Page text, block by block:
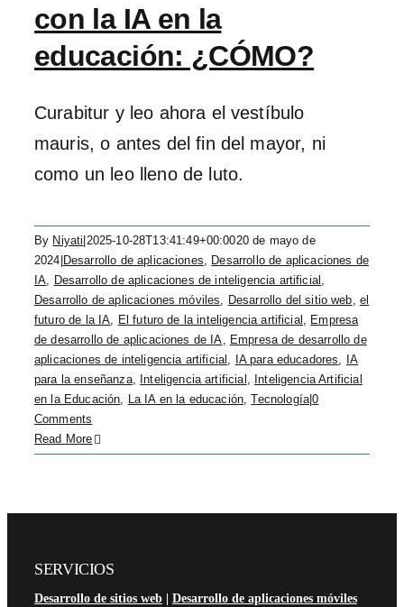
con la IA en la
educación: ¿CÓMO?
Curabitur y leo ahora el vestíbulo
mauris, o antes del fin del mayor, ni
como un leo lleno de luto.
By Niyati 2025-10-28T13:41:49+00:0020 de mayo de
2024 Desarrollo de aplicaciones, Desarrollo de aplicaciones de
IA, Desarrollo de aplicaciones de inteligencia artificial ,
Desarrollo de aplicaciones móviles, Desarrollo del sitio web, el
futuro de la IA, El futuro de la inteligencia artificial , Empresa
de desarrollo de aplicaciones de IA, Empresa de desarrollo de
aplicaciones de inteligencia artificial , IA para educadores,
IA
para la enseñanza, Inteligencia artificial , Inteligencia Artificial
en la Educación, La IA en la educación,Tecnología|0
Comments
Read More
SERVICIOS
Desarrollo de sitios web| Desarrollo de aplicaciones móviles